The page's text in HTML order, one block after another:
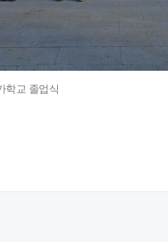
회 출가학교 졸업식 사